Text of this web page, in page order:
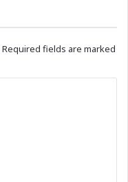
Required fields are marked